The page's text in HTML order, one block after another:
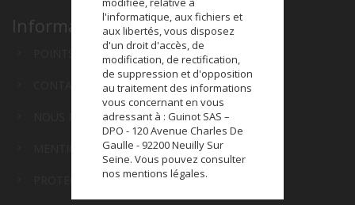
l'informatique, aux fichiers et
aux libertés, vous disposez
d'un droit d'accès, de
modification, de rectification,
de suppression et d'opposition
au traitement des informations
vous concernant en vous
adressant à : Guinot SAS –
DPO - 120 Avenue Charles De
Gaulle - 92200 Neuilly Sur
Seine. Vous pouvez consulter
nos mentions légales.
Informations
POINTS DE VENTE
CONTACTEZ NOUS
NOUS REJOINDRE
MENTIONS LÉGALES
PROTECTION DES DONNÉES PERSONNELLES